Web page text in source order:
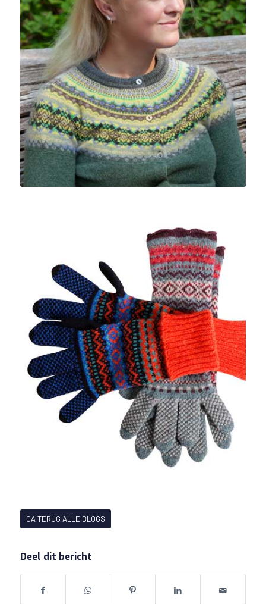
GA TERUG ALLE BLOGS
Deel dit bericht